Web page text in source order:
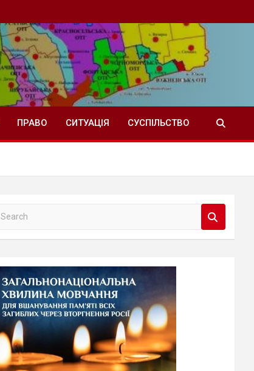
ПРАВО СИТУАЦІЯ СУСПІЛЬСТВО